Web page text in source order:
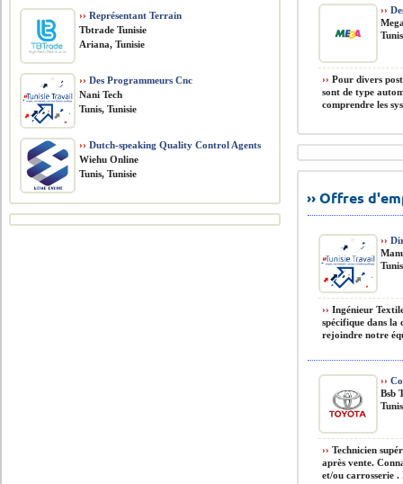
››
›› Pour divers
sont de type
comprendre les
›› Offres
››
›› Ingénieur
spécifique dans la
rejoindre notre
››
Bsb
›› Technicien
après vente.
et/ou carrosserie .
›› Représentant Terrain
Tbtrade Tunisie
Ariana, Tunisie
›› Des Programmeurs Cnc
Nani Tech
Tunis, Tunisie
›› Dutch-speaking Quality Control Agents
Wiehu Online
Tunis, Tunisie